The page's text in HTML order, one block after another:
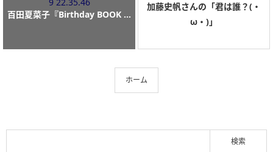
百田夏菜子『Birthday BOOK ...
加藤史帆さんの「君は誰？(・
ω・)」
ホーム